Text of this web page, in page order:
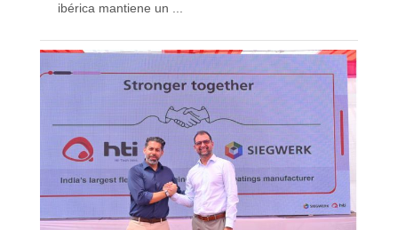
ibérica mantiene un ...